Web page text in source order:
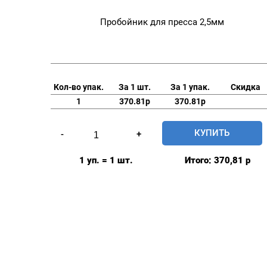
Пробойник для пресса 2,5мм
Кол-во упак. За 1 шт. За 1 упак.
Скидка
1
370.81р 370.81р
-
товара
Пробойник
+ КУПИТЬ
1 уп. = 1 шт. Итого: 370,81 р